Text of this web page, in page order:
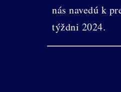
nás navedú k
týždni 2024.